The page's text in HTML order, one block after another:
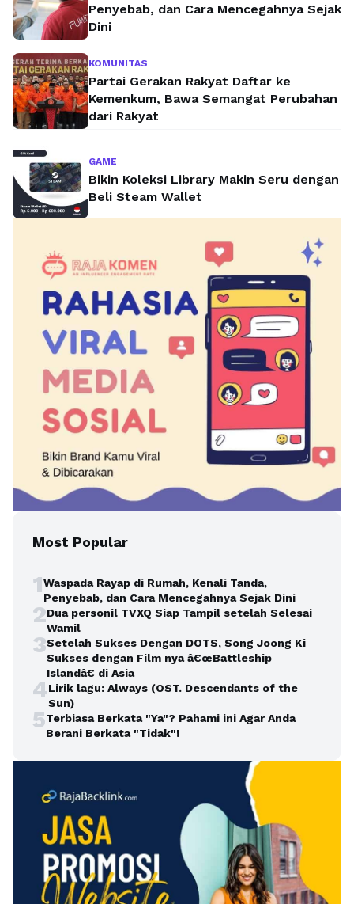
Penyebab, dan Cara Mencegahnya Sejak
Dini
KOMUNITAS
Partai Gerakan Rakyat Daftar ke
Kemenkum, Bawa Semangat Perubahan
dari Rakyat
GAME
Bikin Koleksi Library Makin Seru dengan
Beli Steam Wallet
Most Popular
1Waspada Rayap di Rumah, Kenali Tanda,
Penyebab, dan Cara Mencegahnya Sejak Dini
2Dua personil TVXQ Siap Tampil setelah Selesai
Wamil
3Setelah Sukses Dengan DOTS, Song Joong Ki
Sukses dengan Film nya â€œBattleship
Islandâ€ di Asia
4Lirik lagu: Always (OST. Descendants of the
Sun)
5Terbiasa Berkata "Ya"? Pahami ini Agar Anda
Berani Berkata "Tidak"!